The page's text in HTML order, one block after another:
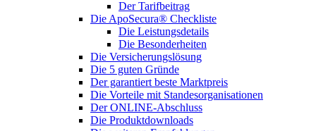
Der Tarifbeitrag
Die ApoSecura® Checkliste
Die Leistungsdetails
Die Besonderheiten
Die Versicherungslösung
Die 5 guten Gründe
Der garantiert beste Marktpreis
Die Vorteile mit Standesorganisationen
Der ONLINE-Abschluss
Die Produktdownloads